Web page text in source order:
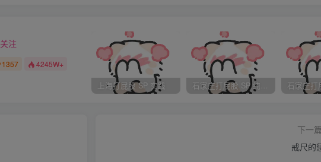
一样在炕席上拍打。通常皮肤白皙的人都不太禁打，张季红也是。这不，
子，绳勒火烙般的凸起来，简直是呼之欲出。太平看着心疼，又不好露出
来，斥道：“你还敢和娘顶嘴不？你还一天到晚不着家不？”好容易有个喘息
，哪里还有心思回答丈夫的话。 6$"IeBRO qQ_o>+3VAy
还不知道先服个软呢？（人家也得知道你想干嘛呀）常言道：“淹死会水
的，打死都不多！越想越气，抡起笤帚疙瘩又是一气狠揍。刚才那几下，
关注
1357 4245W+
上海打屁股 SP 实践 石家庄打屁股 SP 纯实践
下一篇
戒尺的